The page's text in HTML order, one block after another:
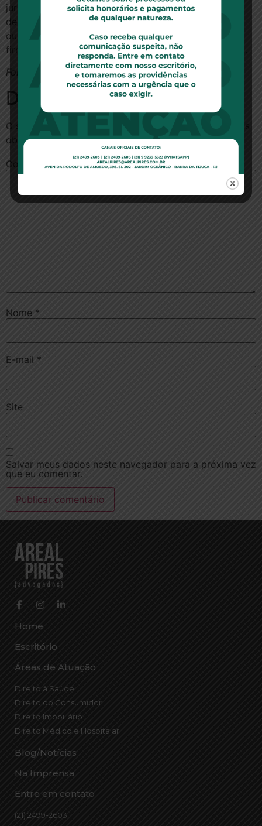
jurídica) ou nome do profissional (pessoa física); tipo
de estabelecimento; e principalmente a especialidade
ou serviço contratado – de acordo com o contrato
firmado – e endereço, além de telefones para contato.
Fonte:Consumidor Moderno
Deixe um comentário
O seu endereço de e-mail não será publicado.
obrigatórios são marcados com*
Comentário*
Nome *
E-mail *
Site
Salvar meus dados neste navegador para a próxima vez
que eu comentar.
Home
Escritório
Áreas de Atuação
Direito à Saúde
Direito do Consumidor
Direito Imobiliário
Direito Médico e Hospitalar
Blog/Notícias
Na Imprensa
Entre em contato
(21) 2499-2603